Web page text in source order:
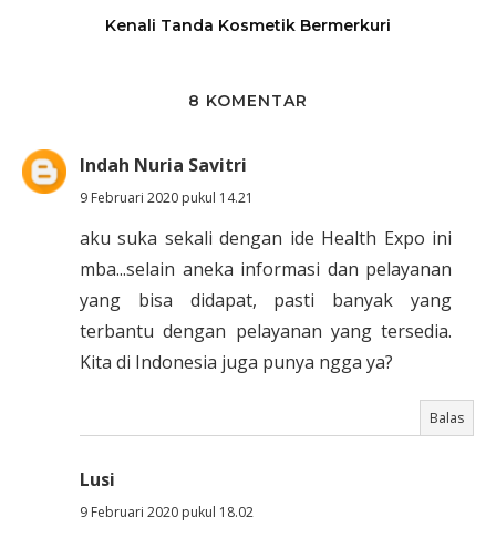
Kenali Tanda Kosmetik Bermerkuri
8 KOMENTAR
Indah Nuria Savitri
9 Februari 2020 pukul 14.21
aku suka sekali dengan ide Health Expo ini
mba...selain aneka informasi dan pelayanan
yang bisa didapat, pasti banyak yang
terbantu dengan pelayanan yang tersedia.
Kita di Indonesia juga punya ngga ya?
Balas
Lusi
9 Februari 2020 pukul 18.02